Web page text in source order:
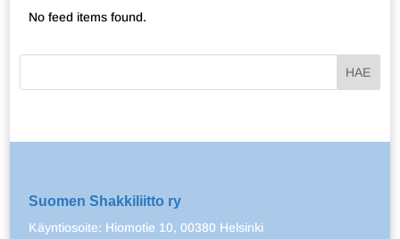
No feed items found.
Suomen Shakkiliitto ry
Käyntiosoite: Hiomotie 10, 00380 Helsinki